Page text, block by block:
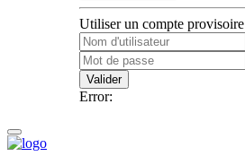
Utiliser un compte provisoire
Valider
Error: